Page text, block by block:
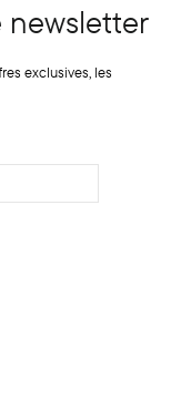
newsletter
exclusives, les